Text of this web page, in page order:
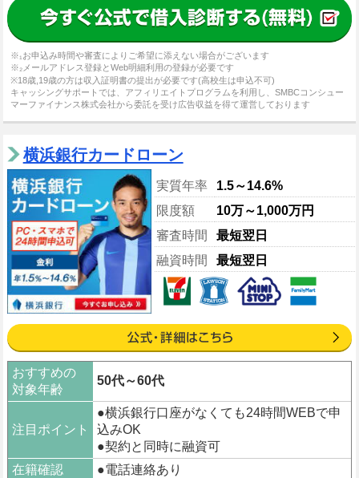
※₁お申込み時間や審査によりご希望に添えない場合がございます
※₂メールアドレス登録とWeb明細利用の登録が必要です
※18歳,19歳の方は収入証明書の提出が必要です(高校生は申込不可)
キャッシングサポートでは、アフィリエイトプログラムを利用し、SMBCコンシュー
マーファイナンス株式会社から委託を受け広告収益を得て運営しております
横浜銀行カードローン
実質年率
1.5～14.6%
限度額
10万～1,000万円
審査時間
最短翌日
融資時間
最短翌日
おすすめの
対象年齢
50代～60代
注目ポイント
●横浜銀行口座がなくても24時間WEBで申
込みOK
●契約と同時に融資可
在籍確認
●電話連絡あり